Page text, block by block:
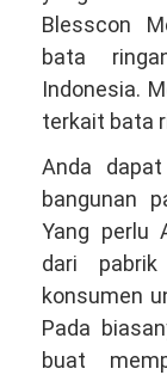
Blesscon
bata
Indonesia.
terkait bata
Anda
bangunan
Yang perlu
dari pabrik
konsumen
Pada
buat